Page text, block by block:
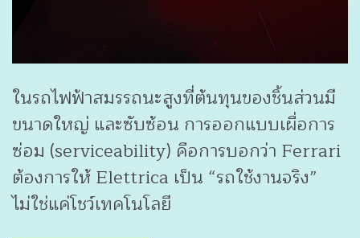
ในรถไฟฟ้าสมรรถนะสูงที่ต้นทุนของชิ้นส่วนมี
ขนาดใหญ่ และซับซ้อน การออกแบบเผื่อการ
ซ่อม (serviceability) คือการบอกว่า Ferrari
ต้องการให้ Elettrica เป็น “รถใช้งานจริง”
ไม่ใช่แค่โชว์เทคโนโลยี